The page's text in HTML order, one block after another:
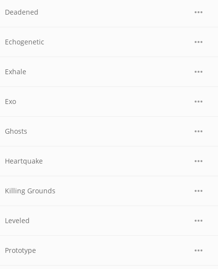
Deadened
Echogenetic
Exhale
Exo
Ghosts
Heartquake
Killing Grounds
Leveled
Prototype